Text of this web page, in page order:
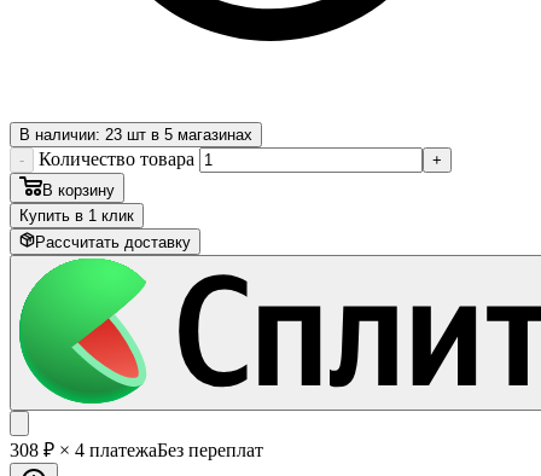
В наличии: 23 шт в 5 магазинах
-
Количество товара
+
В корзину
Купить в 1 клик
Рассчитать доставку
308 ₽ × 4 платежаБез переплат